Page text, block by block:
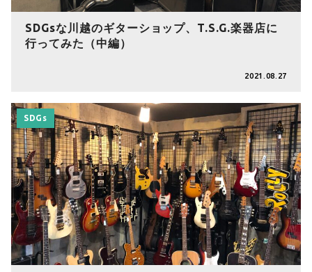
SDGsな川越のギターショップ、T.S.G.楽器店に
行ってみた（中編）
2021.08.27
SDGs